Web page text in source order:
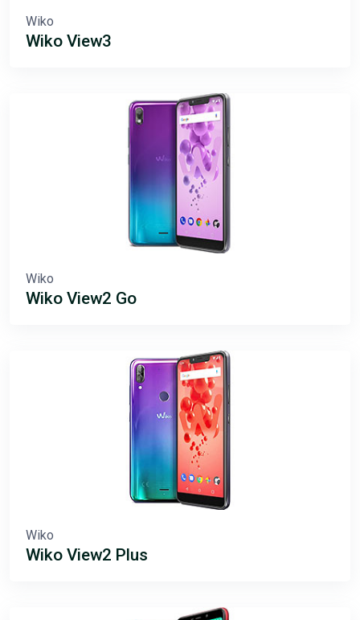
Wiko
Wiko View3
Wiko
Wiko View2 Go
Wiko
Wiko View2 Plus